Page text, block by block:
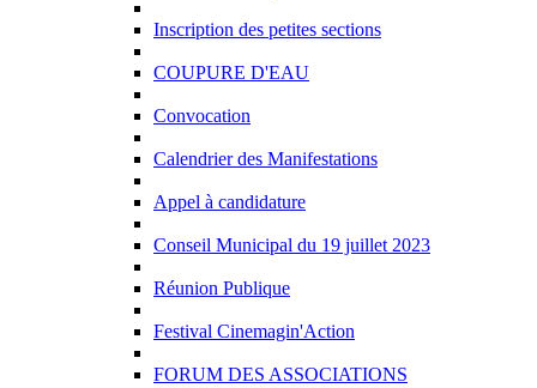
Inscription des petites sections
COUPURE D'EAU
Convocation
Calendrier des Manifestations
Appel à candidature
Conseil Municipal du 19 juillet 2023
Réunion Publique
Festival Cinemagin'Action
FORUM DES ASSOCIATIONS